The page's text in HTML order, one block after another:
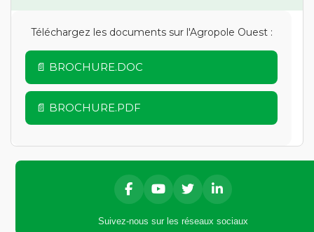
Téléchargez les documents sur l'Agropole Ouest :
📄 BROCHURE.DOC
📄 BROCHURE.PDF
Suivez-nous sur les réseaux sociaux